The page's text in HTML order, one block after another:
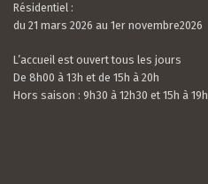
Résidentiel :
du 21 mars 2026 au 1er novembre2026
L’accueil est ouvert tous les jours
De 8h00 à 13h et de 15h à 20h
Hors saison : 9h30 à 12h30 et 15h à 19h